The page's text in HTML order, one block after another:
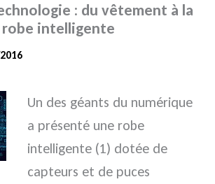
: du vêtement à la
robe intelligente
Un des géants du numérique
a présenté une robe
intelligente (1) dotée de
capteurs et de puces